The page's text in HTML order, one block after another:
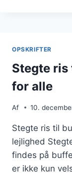
OPSKRIFTER
Stegte
for alle
Af 10.
Stegte ris til
lejlighed
findes på
er ikke kun